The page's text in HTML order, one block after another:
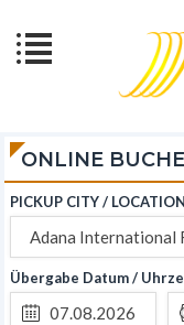
ONLINE
PICKUP CITY / LOCATION
Adana International
Übergabe Datum /